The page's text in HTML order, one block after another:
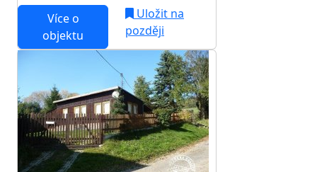
Více o
objektu
Uložit na
později